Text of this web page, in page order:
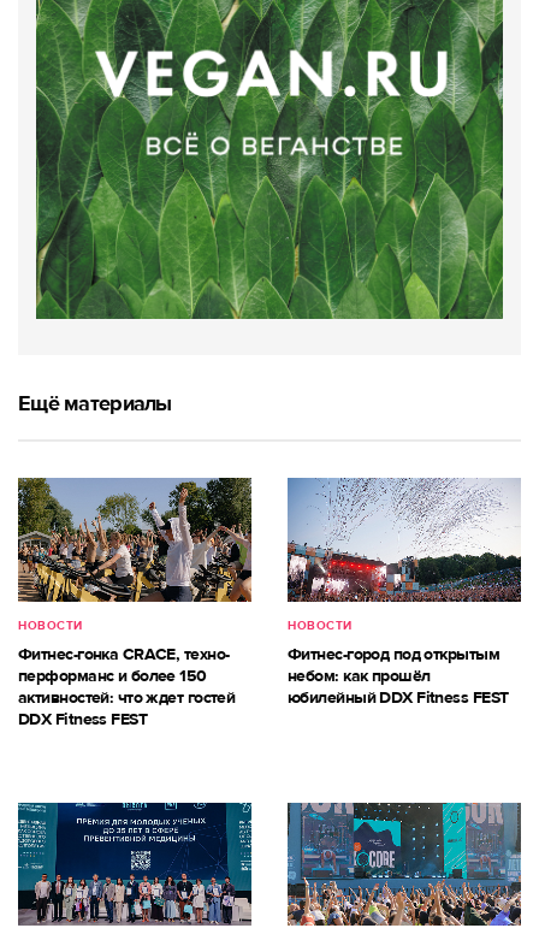
Ещё материалы
НОВОСТИ
Фитнес-гонка CRACE, техно-
перформанс и более 150
активностей: что ждет гостей
DDX Fitness FEST
НОВОСТИ
Фитнес-город под открытым
небом: как прошёл
юбилейный DDX Fitness FEST